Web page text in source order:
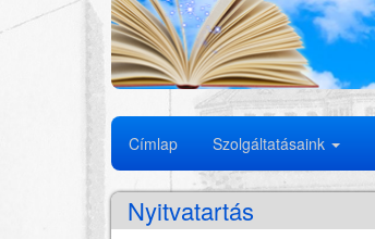
Fő
navigáció
Címlap Szolgáltatásaink
Nyitvatartás